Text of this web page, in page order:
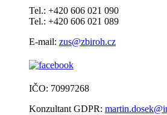
Tel.: +420 606 021 090
Tel.: +420 606 021 089
E-mail: zus@zbiroh.cz
IČO: 70997268
Konzultant GDPR: